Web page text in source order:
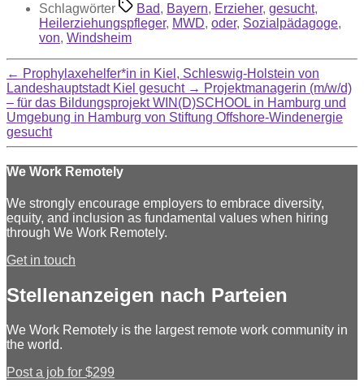
Schlagwörter Bad, Bayern, Erzieher, gesucht,
Heilerziehungspfleger, MWD, oder, Sozialpädagoge,
von, Windsheim
← Prophylaxehelfer*in in Kiel, Schleswig-Holstein von
Landeshauptstadt Kiel gesucht → Projektmanagerin (m/w/d)
– für das Bildungsprojekt WIN(D)SCHOOL in Hamburg und
Umgebung in Hamburg von Stiftung Offshore-Windenergie
gesucht
We Work Remotely
We strongly encourage employers to embrace diversity,
equity, and inclusion as fundamental values when hiring
through We Work Remotely.
Get in touch
Stellenanzeigen nach Parteien
We Work Remotely is the largest remote work community in
the world.
Post a job for $299